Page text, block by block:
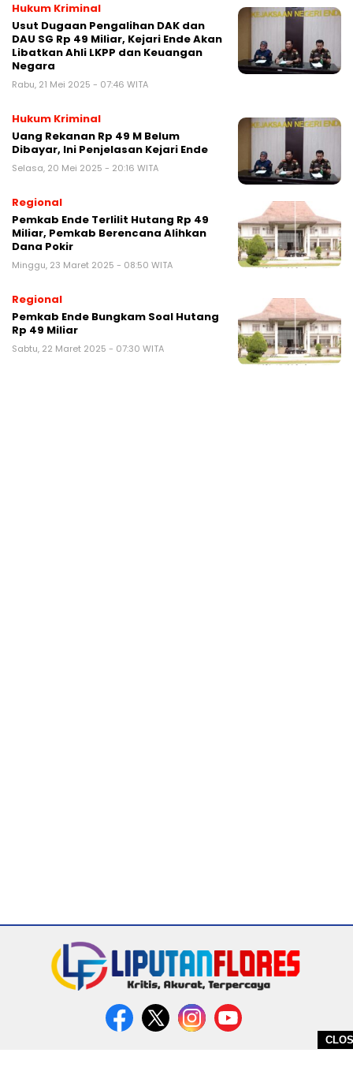
Hukum Kriminal
Usut Dugaan Pengalihan DAK dan
DAU SG Rp 49 Miliar, Kejari Ende Akan
Libatkan Ahli LKPP dan Keuangan
Negara
Rabu, 21 Mei 2025 - 07:46 WITA
Hukum Kriminal
Uang Rekanan Rp 49 M Belum
Dibayar, Ini Penjelasan Kejari Ende
Selasa, 20 Mei 2025 - 20:16 WITA
Regional
Pemkab Ende Terlilit Hutang Rp 49
Miliar, Pemkab Berencana Alihkan
Dana Pokir
Minggu, 23 Maret 2025 - 08:50 WITA
Regional
Pemkab Ende Bungkam Soal Hutang
Rp 49 Miliar
Sabtu, 22 Maret 2025 - 07:30 WITA